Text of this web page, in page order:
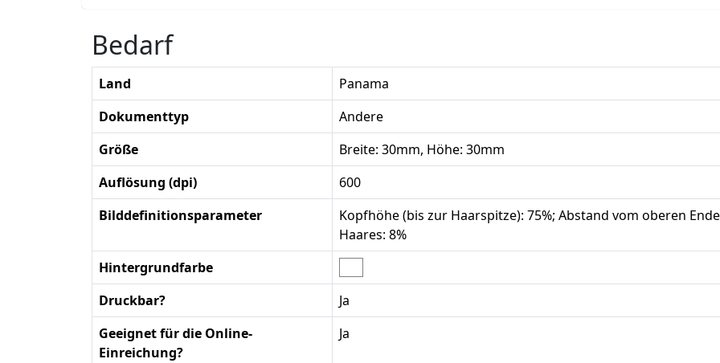
Bedarf
Land
Panama
Dokumenttyp
Andere
Größe
Breite: 30mm, Höhe: 30mm
Auflösung (dpi)
600
Bilddefinitionsparameter
Kopfhöhe (bis zur Haarspitze): 75%; Abstand vom oberen
Haares: 8%
Hintergrundfarbe
Druckbar?
Ja
Geeignet für die Online-
Einreichung?
Ja